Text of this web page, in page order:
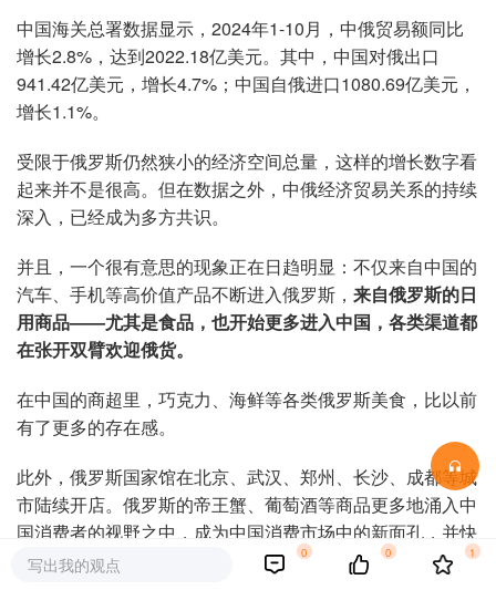
中国海关总署数据显示，2024年1-10月，中俄贸易额同比
增长2.8%，达到2022.18亿美元。其中，中国对俄出口
941.42亿美元，增长4.7%；中国自俄进口1080.69亿美元，
增长1.1%。
受限于俄罗斯仍然狭小的经济空间总量，这样的增长数字看
起来并不是很高。但在数据之外，中俄经济贸易关系的持续
深入，已经成为多方共识。
并且，一个很有意思的现象正在日趋明显：不仅来自中国的
汽车、手机等高价值产品不断进入俄罗斯， 来自俄罗斯的日
用商品——尤其是食品，也开始更多进入中国，各类渠道都
在张开双臂欢迎俄货。
在中国的商超里，巧克力、海鲜等各类俄罗斯美食，比以前
有了更多的存在感。
此外，俄罗斯国家馆在北京、武汉、郑州、长沙、成都等城
市陆续开店。俄罗斯的帝王蟹、葡萄酒等商品更多地涌入中
国消费者的视野之中，成为中国消费市场中的新面孔，并快
速被人们接受和喜爱。
写出我的观点
0 0 1